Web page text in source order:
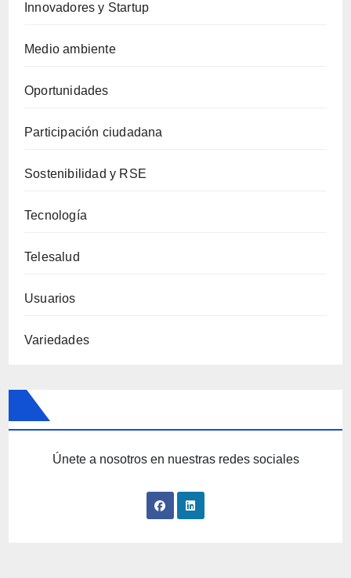
Innovadores y Startup
Medio ambiente
Oportunidades
Participación ciudadana
Sostenibilidad y RSE
Tecnología
Telesalud
Usuarios
Variedades
Únete a nosotros en nuestras redes sociales